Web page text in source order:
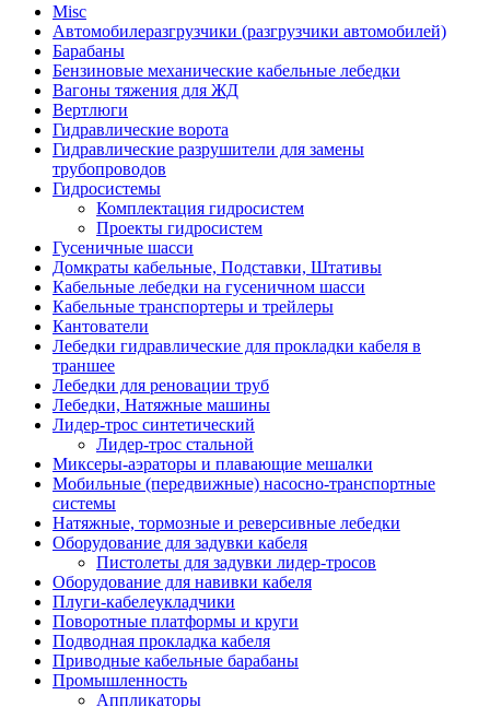
Misc
Автомобилеразгрузчики (разгрузчики автомобилей)
Барабаны
Бензиновые механические кабельные лебедки
Вагоны тяжения для ЖД
Вертлюги
Гидравлические ворота
Гидравлические разрушители для замены
трубопроводов
Гидросистемы
Комплектация гидросистем
Проекты гидросистем
Гусеничные шасси
Домкраты кабельные, Подставки, Штативы
Кабельные лебедки на гусеничном шасси
Кабельные транспортеры и трейлеры
Кантователи
Лебедки гидравлические для прокладки кабеля в
траншее
Лебедки для реновации труб
Лебедки, Натяжные машины
Лидер-трос синтетический
Лидер-трос стальной
Миксеры-аэраторы и плавающие мешалки
Мобильные (передвижные) насосно-транспортные
системы
Натяжные, тормозные и реверсивные лебедки
Оборудование для задувки кабеля
Пистолеты для задувки лидер-тросов
Оборудование для навивки кабеля
Плуги-кабелеукладчики
Поворотные платформы и круги
Подводная прокладка кабеля
Приводные кабельные барабаны
Промышленность
Аппликаторы